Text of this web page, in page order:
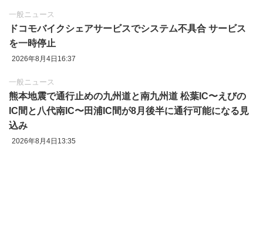
一般ニュース
ドコモバイクシェアサービスでシステム不具合 サービス
を一時停止
2026年8月4日16:37
一般ニュース
熊本地震で通行止めの九州道と南九州道 松葉IC〜えびの
IC間と八代南IC〜田浦IC間が8月後半に通行可能になる見
込み
2026年8月4日13:35